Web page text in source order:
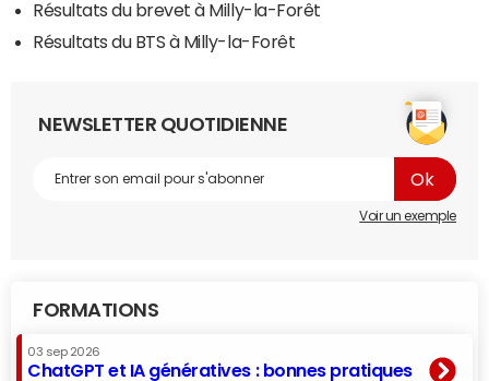
Résultats du brevet à Milly-la-Forêt
Résultats du BTS à Milly-la-Forêt
NEWSLETTER QUOTIDIENNE
Voir un exemple
FORMATIONS
03 sep 2026
ChatGPT et IA génératives : bonnes pratiques